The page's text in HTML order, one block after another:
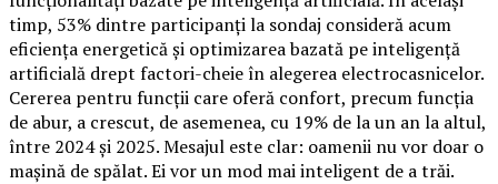
timp, 53% dintre participanți la sondaj consideră acum
eficiența energetică și optimizarea bazată pe inteligență
artificială drept factori-cheie în alegerea electrocasnicelor.
Cererea pentru funcții care oferă confort, precum funcția
de abur, a crescut, de asemenea, cu 19% de la un an la altul,
între 2024 și 2025. Mesajul este clar: oamenii nu vor doar o
mașină de spălat. Ei vor un mod mai inteligent de a trăi.